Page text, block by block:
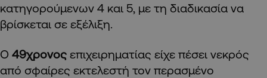
κατηγορούμενων 4 και 5, με τη διαδικασία να
βρίσκεται σε εξέλιξη.
Ο 49χρονος επιχειρηματίας είχε πέσει νεκρός
από σφαίρες εκτελεστή τον περασμένο